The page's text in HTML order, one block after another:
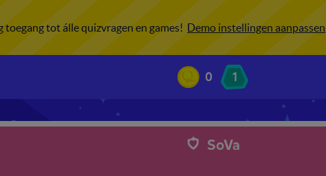
toegang tot álle quizvragen en games! Demo instellingen aanpassen
0 1
SoVa